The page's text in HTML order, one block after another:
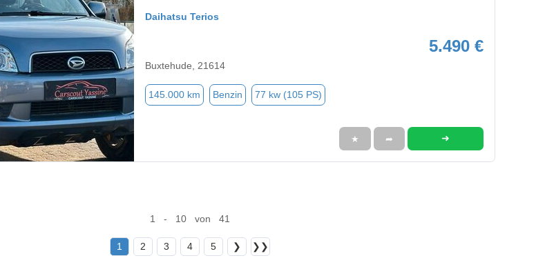
Daihatsu Terios
5.490 €
Buxtehude, 21614
145.000 km Benzin 77 kw (105 PS)
★ ➦ ➜
1 - 10 von 41
1 2 3 4 5 ❯ ❯❯